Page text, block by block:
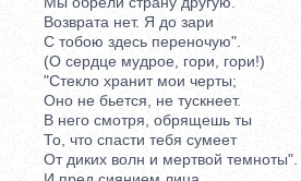
Возврата нет. Я до зари
С тобою здесь переночую".
(О сердце мудрое, гори, гори!)
"Стекло хранит мои черты;
Оно не бьется, не тускнеет.
В него смотря, обрящешь ты
То, что спасти тебя сумеет
От диких волн и мертвой темноты".